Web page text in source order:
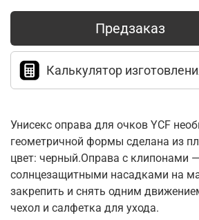
Предзаказ
Калькулятор
Унисекс оправа для очков YCF
геометричной формы сделана из
цвет: черный.Оправа с клипонами —
солнцезащитными насадками на
закрепить и снять одним
чехол и салфетка для ухода.